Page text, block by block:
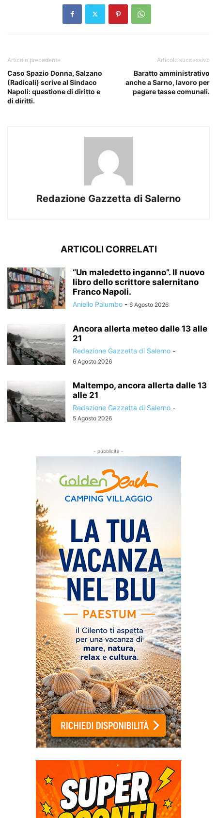
Articolo precedente
Caso Spazio Donna, Salzano
(Radicali) scrive al Sindaco
Napoli: questione di diritto e
di diritti.
Articolo successivo
Baratto amministrativo
anche a Sarno, lavoro per
pagare tasse comunali.
Redazione Gazzetta di Salerno
ARTICOLI CORRELATI
“Un maledetto inganno”. Il nuovo
libro dello scrittore salernitano
Franco Napoli.
Aniello Palumbo - 6 Agosto 2026
Ancora allerta meteo dalle 13 alle
21
Redazione Gazzetta di Salerno -
6 Agosto 2026
Maltempo, ancora allerta dalle 13
alle 21
Redazione Gazzetta di Salerno -
5 Agosto 2026
- pubblicità -